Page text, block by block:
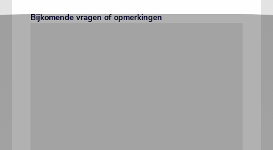
Bijkomende vragen of opmerkingen